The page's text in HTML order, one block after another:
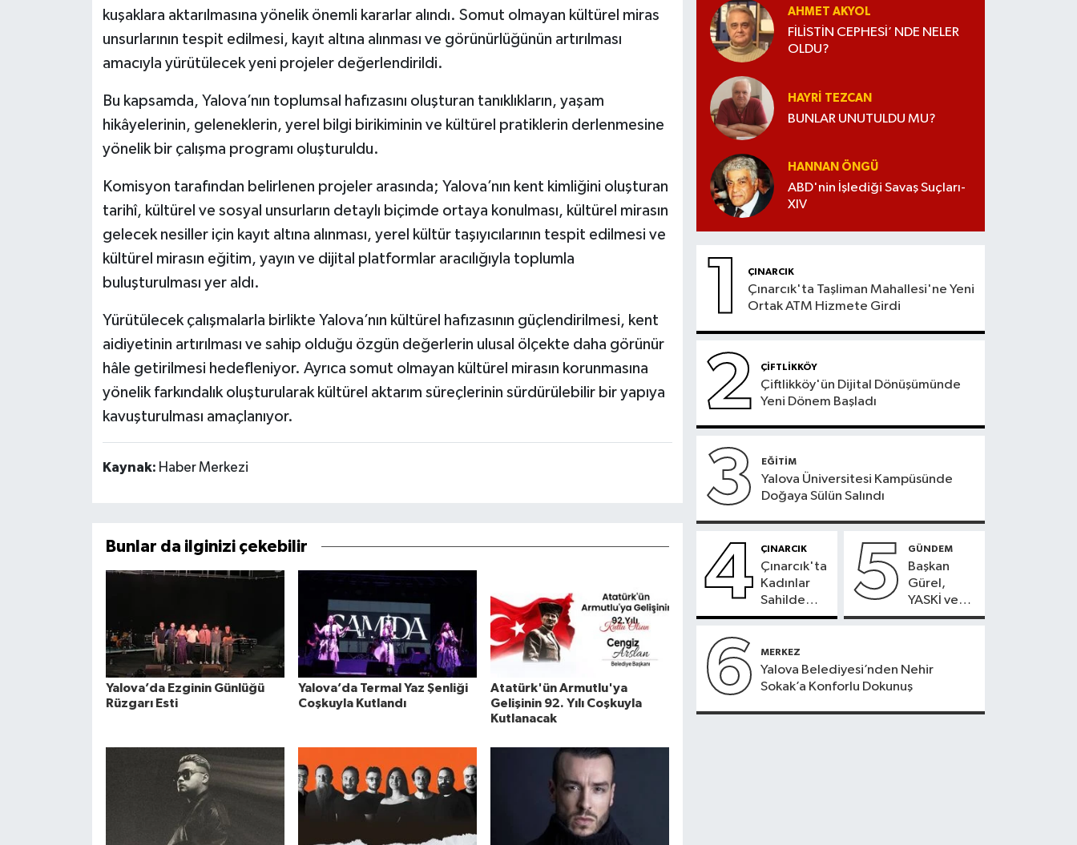
kuşaklara aktarılmasına yönelik önemli kararlar alındı. Somut olmayan kültürel miras
unsurlarının tespit edilmesi, kayıt altına alınması ve görünürlüğünün artırılması
amacıyla yürütülecek yeni projeler değerlendirildi.
Bu kapsamda, Yalova’nın toplumsal hafızasını oluşturan tanıklıkların, yaşam
hikâyelerinin, geleneklerin, yerel bilgi birikiminin ve kültürel pratiklerin derlenmesine
yönelik bir çalışma programı oluşturuldu.
Komisyon tarafından belirlenen projeler arasında; Yalova’nın kent kimliğini oluşturan
tarihî, kültürel ve sosyal unsurların detaylı biçimde ortaya konulması, kültürel mirasın
gelecek nesiller için kayıt altına alınması, yerel kültür taşıyıcılarının tespit edilmesi ve
kültürel mirasın eğitim, yayın ve dijital platformlar aracılığıyla toplumla
buluşturulması yer aldı.
Yürütülecek çalışmalarla birlikte Yalova’nın kültürel hafızasının güçlendirilmesi, kent
aidiyetinin artırılması ve sahip olduğu özgün değerlerin ulusal ölçekte daha görünür
hâle getirilmesi hedefleniyor. Ayrıca somut olmayan kültürel mirasın korunmasına
yönelik farkındalık oluşturularak kültürel aktarım süreçlerinin sürdürülebilir bir yapıya
kavuşturulması amaçlanıyor.
Kaynak: Haber Merkezi
Bunlar da ilginizi çekebilir
Yalova’da Ezginin Günlüğü
Rüzgarı Esti
Yalova’da Termal Yaz Şenliği
Coşkuyla Kutlandı
Atatürk'ün Armutlu'ya
Gelişinin 92. Yılı Coşkuyla
Kutlanacak
AHMET AKYOL
FİLİSTİN CEPHESİ’ NDE NELER
OLDU?
HAYRI TEZCAN
BUNLAR UNUTULDU MU?
HANNAN ÖNGÜ
ABD'nin İşlediği Savaş Suçları-
XIV
1 ÇINARCIK
Çınarcık'ta Taşliman Mahallesi'ne Yeni
Ortak ATM Hizmete Girdi
2 ÇİFTLİKKÖY
Çiftlikköy'ün Dijital Dönüşümünde
Yeni Dönem Başladı
3 EĞİTİM
Yalova Üniversitesi Kampüsünde
Doğaya Sülün Salındı
4 ÇINARCIK
Çınarcık'ta
Kadınlar
Sahilde
Sporla
5 GÜNDEM
Başkan
Gürel,
YASKİ ve
YAKAB’daki
Açıkladı
6 MERKEZ
Yalova Belediyesi’nden Nehir
Sokak’a Konforlu Dokunuş